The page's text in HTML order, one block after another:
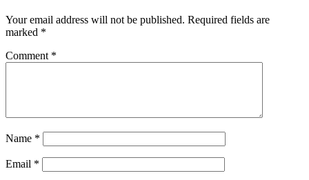
Your email address will not be published. Required fields are
marked *
Comment *
Name *
Email *